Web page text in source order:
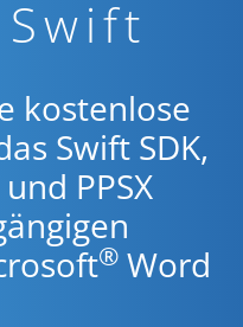
kostenlose
Swift SDK,
PPSX
® Word